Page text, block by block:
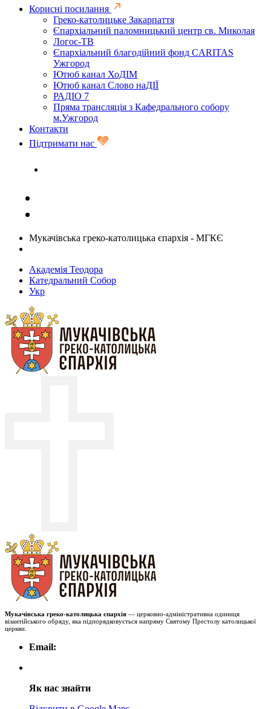
Корисні посилання
Греко-католицьке Закарпаття
Єпархіальний паломницький центр св. Миколая
Логос-ТВ
Єпархіальний благодійний фонд CARITAS
Ужгород
Ютюб канал ХоДІМ
Ютюб канал Слово наДІЇ
РАДІО 7
Пряма трансляція з Кафедрального собору
м.Ужгород
Контакти
Підтримати нас
Мукачівська греко-католицька єпархія - МГКЄ
Академія Теодора
Катедральний Собор
Укр
Мукачівська греко-католицька єпархія — церковно-адміністративна одиниця
візантійського обряду, яка підпорядковується напряму Святому Престолу католицької
церкви.
Email:
Як нас знайти